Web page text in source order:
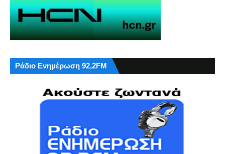
Ράδιο Ενημέρωση 92,2FM